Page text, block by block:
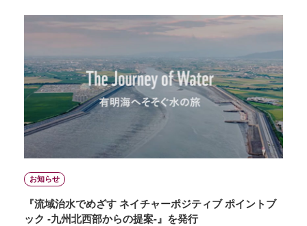
お知らせ
『流域治水でめざす ネイチャーポジティブ ポイントブ
ック -九州北西部からの提案-』を発行